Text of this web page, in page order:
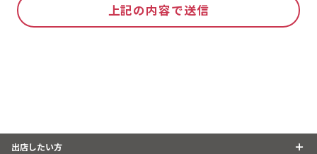
上記の内容で送信
出店したい方